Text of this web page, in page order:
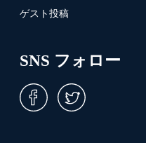
ゲスト投稿
SNS フォロー